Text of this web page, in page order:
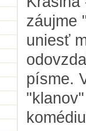
záujme
uniesť
písme.